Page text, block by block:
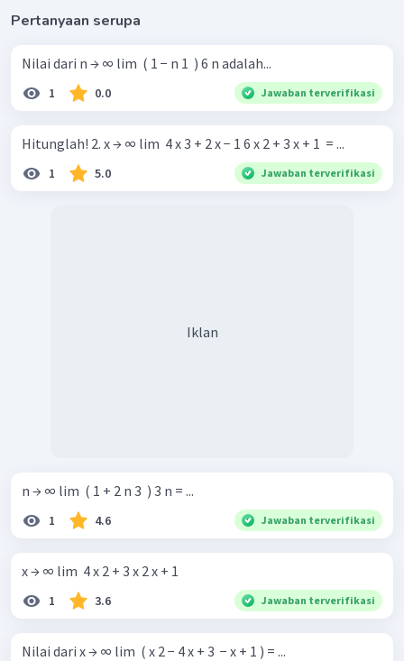
Pertanyaan serupa
Nilai dari n → ∞ lim ​ ( 1 − n 1 ​ ) 6 n adalah...
1 0.0 Jawaban terverifikasi
Hitunglah! 2. x → ∞ lim ​ 4 x 3 + 2 x − 1 6 x 2 + 3 x + 1 ​ = ...
1 5.0 Jawaban terverifikasi
Iklan
n → ∞ lim ​ ( 1 + 2 n 3 ​ ) 3 n = ...
1 4.6 Jawaban terverifikasi
x → ∞ lim ​ 4 x 2 + 3 x 2 x + 1 ​
1 3.6 Jawaban terverifikasi
Nilai dari x → ∞ lim ​ ( x 2 − 4 x + 3 ​ − x + 1 ) = ...